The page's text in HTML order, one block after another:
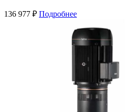
136 977 ₽ Подробнее